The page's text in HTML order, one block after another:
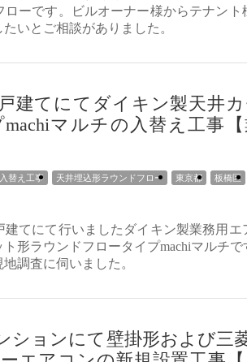
ーです。ビルオーナー様からテナント
いとご相談がありました。
建てにてダイキン製天井
マルチの入替え工事
入替え工事 天井埋込形ラウンドフロー 東京都 板橋区
てにて行いましたダイキン製業務用エ
形ラウンドフロータイプmachiマルチ
調査に伺いました。
ションにて壁掛形および三